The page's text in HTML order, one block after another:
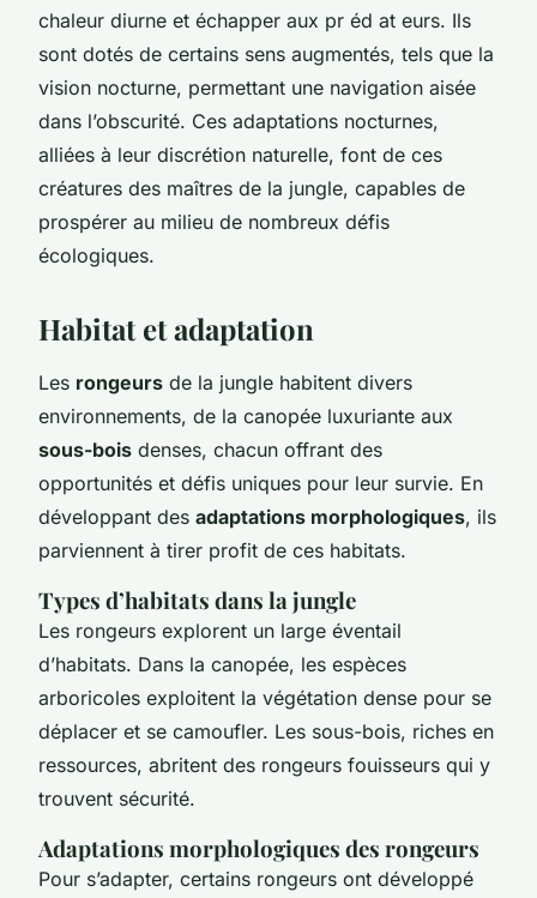
chaleur diurne et échapper aux pr éd at eurs. Ils
sont dotés de certains sens augmentés, tels que la
vision nocturne, permettant une navigation aisée
dans l’obscurité. Ces adaptations nocturnes,
alliées à leur discrétion naturelle, font de ces
créatures des maîtres de la jungle, capables de
prospérer au milieu de nombreux défis
écologiques.
Habitat et adaptation
Les rongeurs de la jungle habitent divers
environnements, de la canopée luxuriante aux
sous-bois denses, chacun offrant des
opportunités et défis uniques pour leur survie. En
développant des adaptations morphologiques, ils
parviennent à tirer profit de ces habitats.
Types d’habitats dans la jungle
Les rongeurs explorent un large éventail
d’habitats. Dans la canopée, les espèces
arboricoles exploitent la végétation dense pour se
déplacer et se camoufler. Les sous-bois, riches en
ressources, abritent des rongeurs fouisseurs qui y
trouvent sécurité.
Adaptations morphologiques des rongeurs
Pour s’adapter, certains rongeurs ont développé